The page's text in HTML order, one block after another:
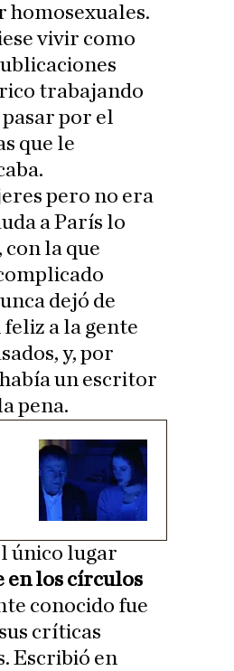
homosexuales.
vivir como
trabajando
pasar por el
que le
pero no era
a París lo
la que
dejó de
feliz a la gente
y, por
un escritor
pena.
único lugar
los círculos
conocido fue
críticas
Escribió en